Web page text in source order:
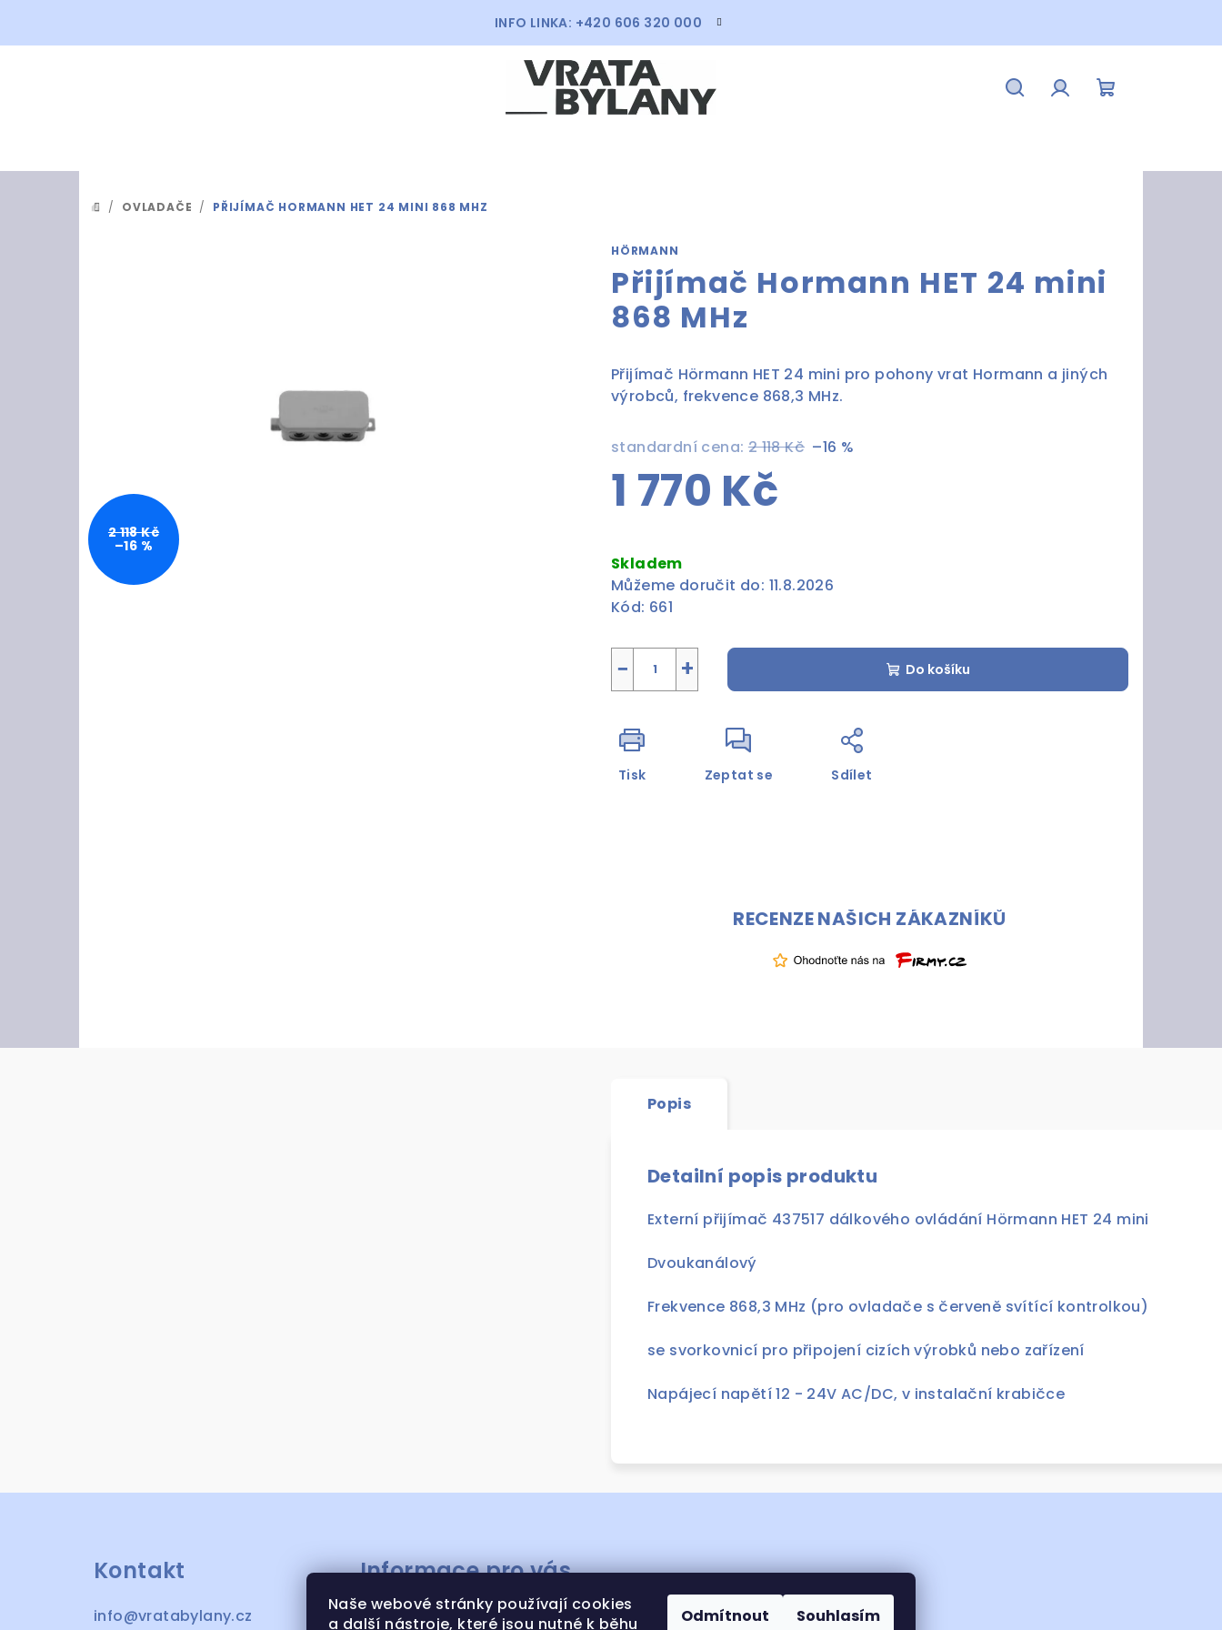
Naše webové stránky používají cookies
a další nástroje, které jsou nutné k běhu
Odmítnout Souhlasím
INFO LINKA: +420 606 320 000
košík
DOMŮ
/ OVLADAČE / PŘIJÍMAČ HORMANN HET 24 MINI 868 MHZ
HÖRMANN
Přijímač Hormann HET 24 mini
868 MHz
Přijímač Hörmann HET 24 mini pro pohony vrat Hormann a jiných
výrobců, frekvence 868,3 MHz.
standardní cena: 2 118 Kč –16 %
1 770 Kč
cena:
Skladem
Můžeme doručit do: 11.8.2026
Kód: 661
+
− Do košíku
Tisk Zeptat se Sdílet
2 118 Kč
–16 %
RECENZE NAŠICH ZÁKAZNÍKŮ
Popis
Detailní popis produktu
Externí přijímač 437517 dálkového ovládání Hörmann HET 24 mini
Dvoukanálový
Frekvence 868,3 MHz (pro ovladače s červeně svítící kontrolkou)
se svorkovnicí pro připojení cizích výrobků nebo zařízení
Napájecí napětí 12 - 24V AC/DC, v instalační krabičce
Kontakt
info@vratabylany.cz
Informace pro vás
OBCHODNÍ PODMÍNKY